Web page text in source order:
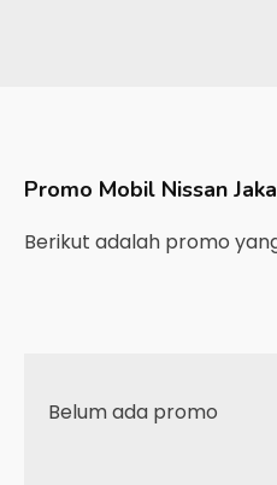
Promo Mobil Nissan
Berikut adalah promo
Belum ada promo